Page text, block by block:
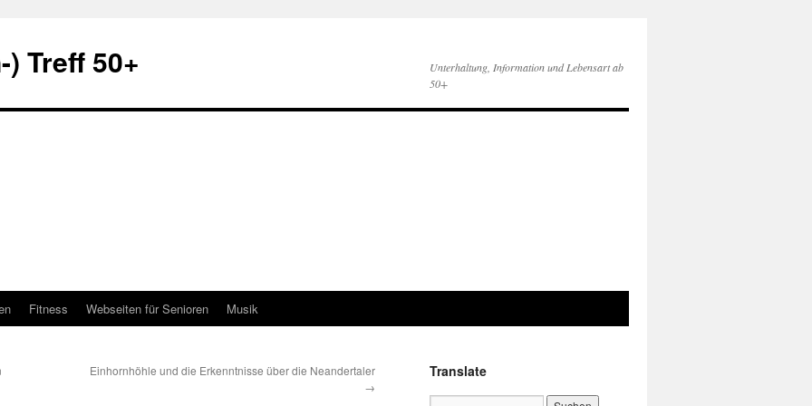
Treff 50+
Unterhaltung, Information und Lebensart ab
50+
Fitness Webseiten für Senioren Musik
Einhornhöhle und die Erkenntnisse über die Neandertaler
→
Translate